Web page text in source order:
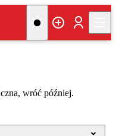
wróć później.